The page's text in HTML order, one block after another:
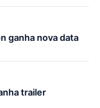
ganha nova data
trailer